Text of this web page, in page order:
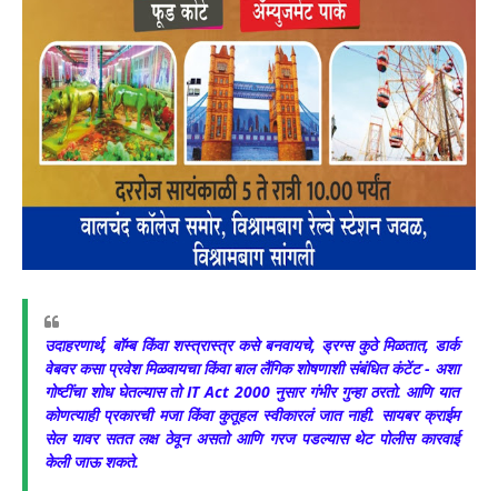
उदाहरणार्थ, बॉम्ब किंवा शस्त्रास्त्र कसे बनवायचे, ड्रग्स कुठे मिळतात, डार्क
वेबवर कसा प्रवेश मिळवायचा किंवा बाल लैंगिक शोषणाशी संबंधित कंटेंट - अशा
गोष्टींचा शोध घेतल्यास तो IT Act 2000 नुसार गंभीर गुन्हा ठरतो. आणि यात
कोणत्याही प्रकारची मजा किंवा कुतूहल स्वीकारलं जात नाही. सायबर क्राईम
सेल यावर सतत लक्ष ठेवून असतो आणि गरज पडल्यास थेट पोलीस कारवाई
केली जाऊ शकते.